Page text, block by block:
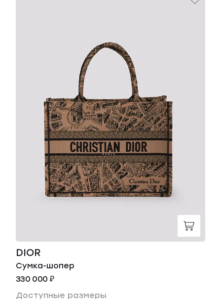
DIOR
Сумка-шопер
330 000 ₽
Доступные размеры